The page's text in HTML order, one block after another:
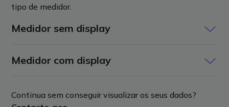
tipo de medidor.
Medidor sem display
1. Verifique o Wi-Fi junto aos equipamentos
de rede Wi-Fi.
Medidor com display
Se o seu equipamento tiver um ecrã (display), siga os
passos abaixo para voltar a ligá-lo ao Wi-Fi.
Continua sem conseguir visualizar os seus dados?